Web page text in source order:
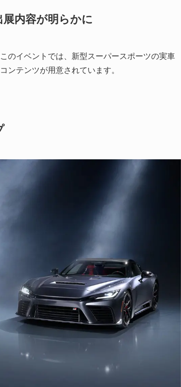
内容が明らかに
のイベントでは、新型スーパースポーツの実車
テンツが用意されています。